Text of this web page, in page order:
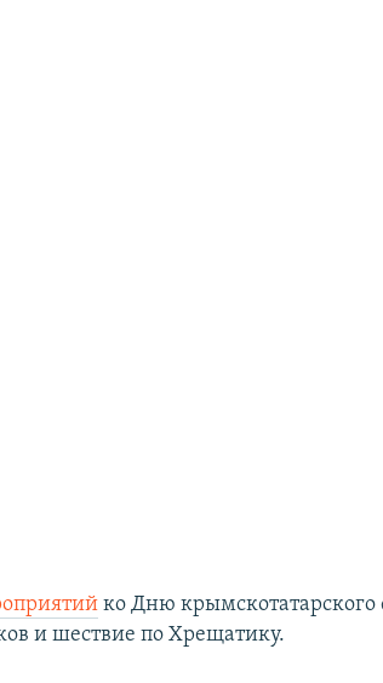
ко Дню крымскотатарского
и шествие по Хрещатику.